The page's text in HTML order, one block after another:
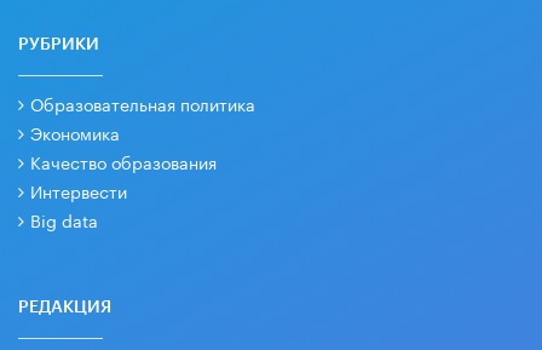
РУБРИКИ
Образовательная политика
Экономика
Качество образования
Интервести
Big data
РЕДАКЦИЯ